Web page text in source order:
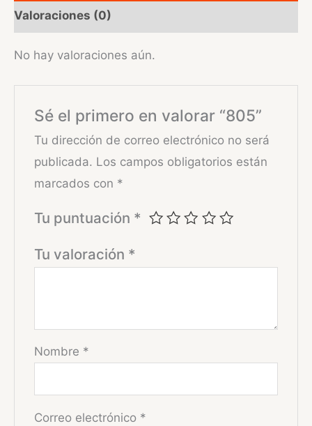
Valoraciones (0)
No hay valoraciones aún.
Sé el primero en valorar “805”
Tu dirección de correo electrónico no será
publicada. Los campos obligatorios están
marcados con *
Tu puntuación *
Tu valoración *
Nombre *
Correo electrónico *